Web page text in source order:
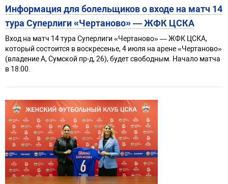
Информация для болельщиков о входе на матч 14
тура Суперлиги «Чертаново» — ЖФК ЦСКА
Вход на матч 14 тура Суперлиги «Чертаново» — ЖФК ЦСКА,
который состоится в воскресенье, 4 июля на арене «Чертаново»
(владение А, Сумской пр-д, 26), будет свободным. Начало матча
в 18:00.